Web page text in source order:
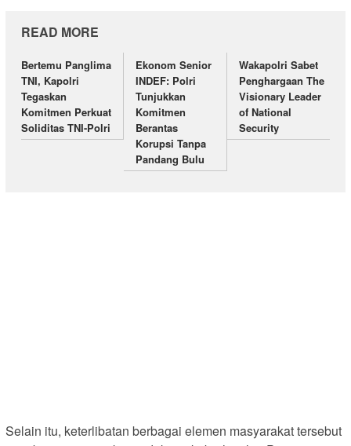
READ MORE
Bertemu Panglima
TNI, Kapolri
Tegaskan
Komitmen Perkuat
Soliditas TNI-Polri
Ekonom Senior
INDEF: Polri
Tunjukkan
Komitmen
Berantas
Korupsi Tanpa
Pandang Bulu
Wakapolri Sabet
Penghargaan The
Visionary Leader
of National
Security
Selain itu, keterlibatan berbagai elemen masyarakat tersebut